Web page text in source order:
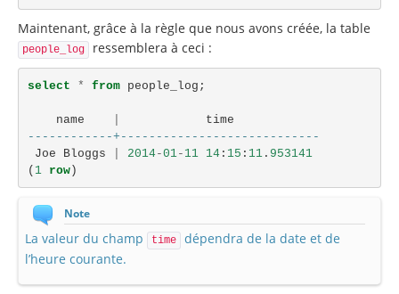
Maintenant, grâce à la règle que nous avons créée, la table
people_log ressemblera à ceci :
select * from people_log ;
name
time
------------+----------------------------
Joe
Bloggs 2014-01- 11 14: 15 : 11. 953141
( 1 row)
Note
La valeur du champ time
dépendra de la date et de
l’heure courante.